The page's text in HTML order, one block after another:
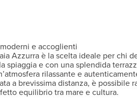
e accoglienti
Azzurra è la scelta ideale per chi
spiaggia e con una splendida
rilassante e
a brevissima distanza, è possibile
equilibrio tra mare e cultura.
tv a schermo piatto e
tavolo.
20 m parcheggio a pagamento.
genitori, culla € 12 al giorno